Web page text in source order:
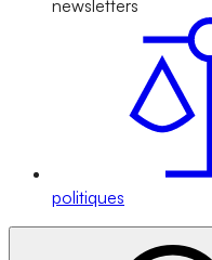
newsletters
politiques